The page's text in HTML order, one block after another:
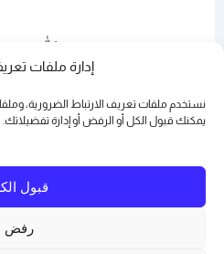
إدارة ملفات
نستخدم ملفات تعريف الارتباط الضرورية،
يمكنك قبول الكل أو الرفض أوإدارة تفضيلاتك.
قبول
رفض
نعيم قاسم: حزب الله يقتل
منوعات